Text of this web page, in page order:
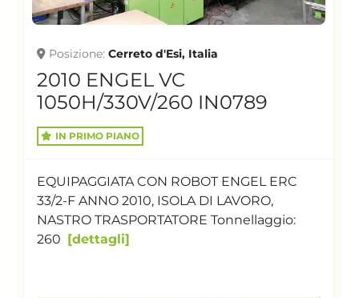
Posizione Cerreto d'Esi, Italia
2010 ENGEL VC
1050H/330V/260 IN0789
IN PRIMO PIANO
EQUIPAGGIATA CON ROBOT ENGEL ERC
33/2-F ANNO 2010, ISOLA DI LAVORO,
NASTRO TRASPORTATORE Tonnellaggio:
260
dettagli